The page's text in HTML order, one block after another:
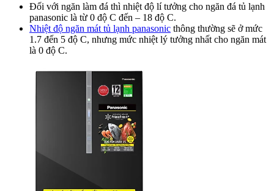
Đối với ngăn làm đá thì nhiệt độ lí tưởng cho ngăn đá tủ lạnh
panasonic là từ 0 độ C đến – 18 độ C.
Nhiệt độ ngăn mát tủ lạnh panasonic thông thường sẽ ở mức
1.7 đến 5 độ C, nhưng mức nhiệt lý tưởng nhất cho ngăn mát
là 0 độ C.